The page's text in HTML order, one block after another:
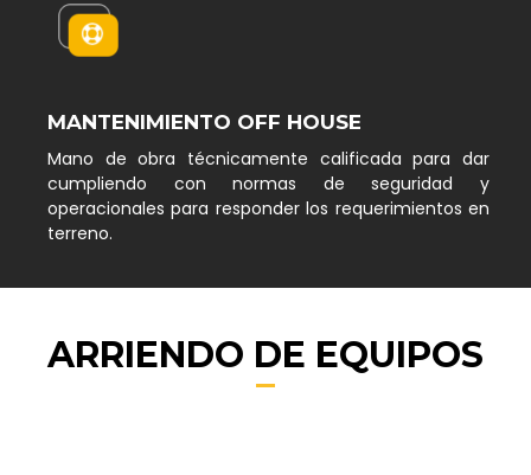
MANTENIMIENTO OFF HOUSE
Mano de obra técnicamente calificada para dar
cumpliendo con normas de seguridad y
operacionales para responder los requerimientos en
terreno.
ARRIENDO DE EQUIPOS